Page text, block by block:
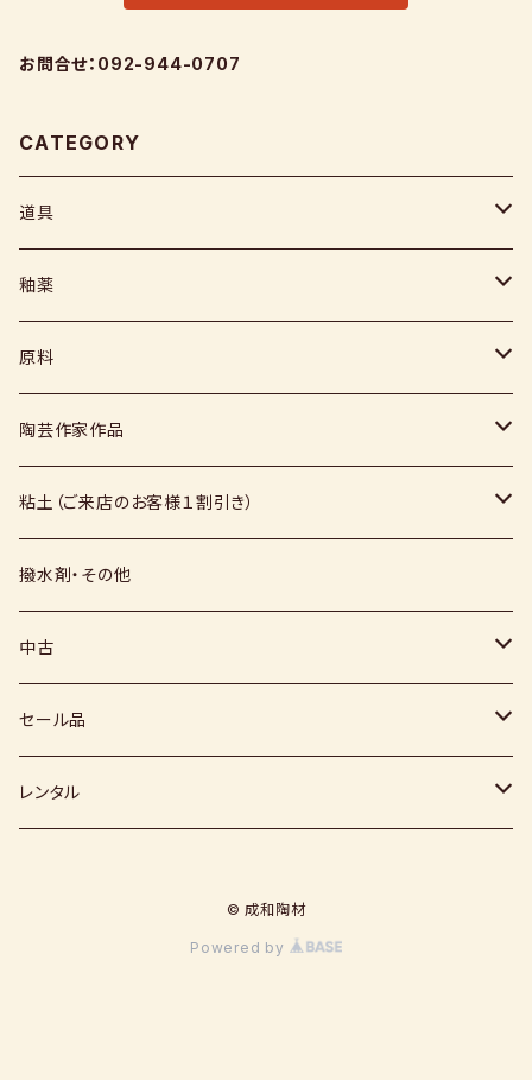
お問合せ：092-944-0707
CATEGORY
道具
ヘラ
コテ
スポンジ
絵具
上絵具
下絵具
その他
釉薬
粉末
液体
福島釉薬
原料
媒溶剤・調整剤等
長石
硅石
その他（土・泥等）
顔料
灰
陶芸作家作品
上野焼
薪窯（高鶴淳一先生）
堀田窯
小石原焼
鶴見窯
秀山窯
高取焼
鬼丸雪山窯
福岡県：窯元・陶芸作家
恵水窯
粘土（ご来店のお客様１割引き）
信楽白土
信楽赤土
梅崎粘土
七隈粘土
撥水剤・その他
中古
窯
電気窯
電動ろくろ
セール品
小道具
レンタル
© 成和陶材
Powered by